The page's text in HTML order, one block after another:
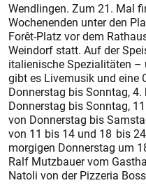
Wendlingen. Zum 21. Mal
Wochenenden unter den
Forêt-Platz vor dem
Weindorf statt. Auf der
italienische Spezialitäten –
gibt es Livemusik und eine
Donnerstag bis Sonntag,
Donnerstag bis Sonntag,
von Donnerstag bis
von 11 bis 14 und 18 bis
morgigen Donnerstag um
Ralf Mutzbauer vom
Natoli von der Pizzeria